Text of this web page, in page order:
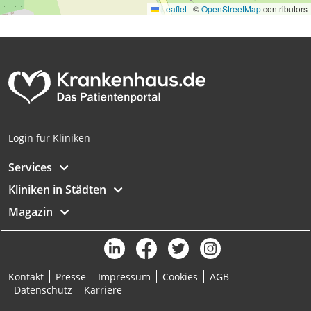
Leaflet | ©OpenStreetMapcontributors
Login für Kliniken
Services
Kliniken in Städten
Magazin
Kontakt Presse Impressum Cookies
AGB
Datenschutz
Karriere
oder Kombinationen von Daten aus
Entwicklung und Verbesserung der
Angebote
Verwendung genauer Standortdaten
Informationen identifizieren
Nicht-IAB-Verarbeitungszwecke:
Performance